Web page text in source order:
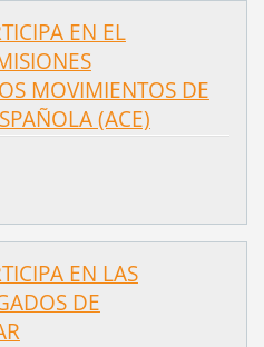
EN EL
MOVIMIENTOS DE
(ACE)
EN LAS
DE